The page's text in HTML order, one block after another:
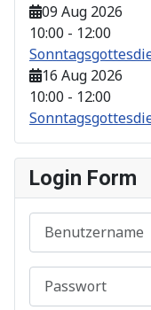
09 Aug 2026
10:00 - 12:00
16 Aug 2026
10:00 - 12:00
Login Form
Benutzername
Passwort